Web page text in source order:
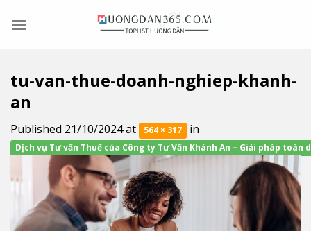
tu-van-thue-doanh-nghiep-khanh-
an
Published 21/10/2024at 564 × 317 in
Dịch vụ Tư vấn Thuế của Công ty Tư Vấn Khánh An – Giải pháp toàn